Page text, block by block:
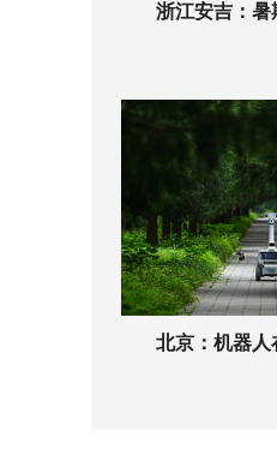
浙江安吉：暑
北京：机器人